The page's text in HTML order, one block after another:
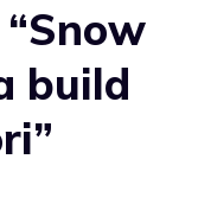
build